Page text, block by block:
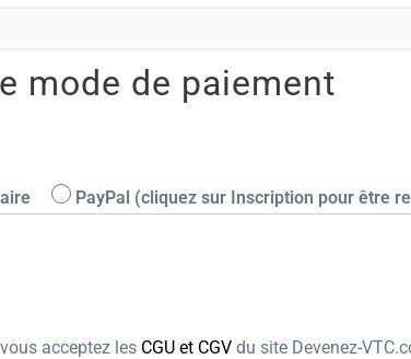
mode de paiement
PayPal (cliquez sur Inscription pour être
acceptez les CGU et CGV du site Devenez-